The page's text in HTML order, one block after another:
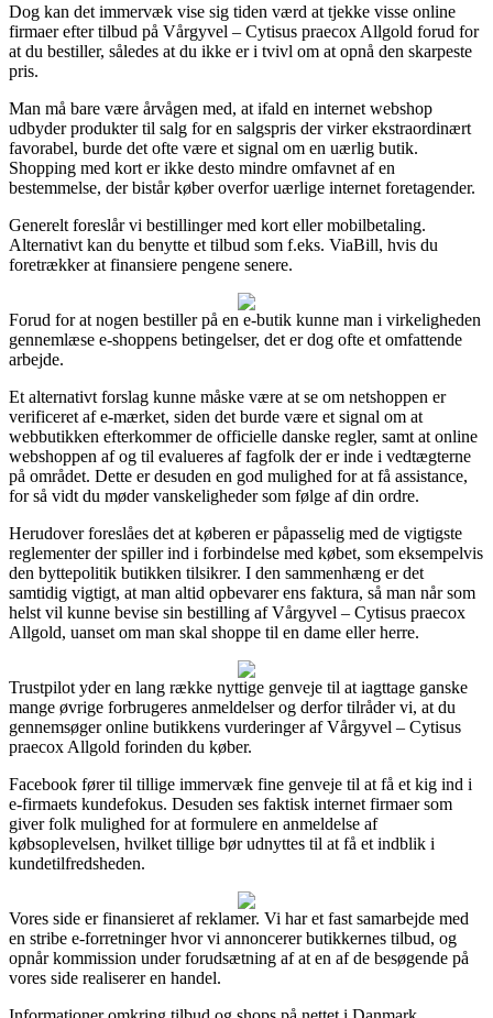
Dog kan det immervæk vise sig tiden værd at tjekke visse online
firmaer efter tilbud på Vårgyvel – Cytisus praecox Allgold forud for
at du bestiller, således at du ikke er i tvivl om at opnå den skarpeste
pris.
Man må bare være årvågen med, at ifald en internet webshop
udbyder produkter til salg for en salgspris der virker ekstraordinært
favorabel, burde det ofte være et signal om en uærlig butik.
Shopping med kort er ikke desto mindre omfavnet af en
bestemmelse, der bistår køber overfor uærlige internet foretagender.
Generelt foreslår vi bestillinger med kort eller mobilbetaling.
Alternativt kan du benytte et tilbud som f.eks. ViaBill, hvis du
foretrækker at finansiere pengene senere.
Forud for at nogen bestiller på en e-butik kunne man i virkeligheden
gennemlæse e-shoppens betingelser, det er dog ofte et omfattende
arbejde.
Et alternativt forslag kunne måske være at se om netshoppen er
verificeret af e-mærket, siden det burde være et signal om at
webbutikken efterkommer de officielle danske regler, samt at online
webshoppen af og til evalueres af fagfolk der er inde i vedtægterne
på området. Dette er desuden en god mulighed for at få assistance,
for så vidt du møder vanskeligheder som følge af din ordre.
Herudover foreslåes det at køberen er påpasselig med de vigtigste
reglementer der spiller ind i forbindelse med købet, som eksempelvis
den byttepolitik butikken tilsikrer. I den sammenhæng er det
samtidig vigtigt, at man altid opbevarer ens faktura, så man når som
helst vil kunne bevise sin bestilling af Vårgyvel – Cytisus praecox
Allgold, uanset om man skal shoppe til en dame eller herre.
Trustpilot yder en lang række nyttige genveje til at iagttage ganske
mange øvrige forbrugeres anmeldelser og derfor tilråder vi, at du
gennemsøger online butikkens vurderinger af Vårgyvel – Cytisus
praecox Allgold forinden du køber.
Facebook fører til tillige immervæk fine genveje til at få et kig ind i
e-firmaets kundefokus. Desuden ses faktisk internet firmaer som
giver folk mulighed for at formulere en anmeldelse af
købsoplevelsen, hvilket tillige bør udnyttes til at få et indblik i
kundetilfredsheden.
Vores side er finansieret af reklamer. Vi har et fast samarbejde med
en stribe e-forretninger hvor vi annoncerer butikkernes tilbud, og
opnår kommission under forudsætning af at en af de besøgende på
vores side realiserer en handel.